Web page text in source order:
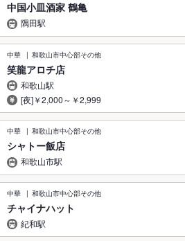
中国小皿酒家 鶴亀
隅田駅
中華 和歌山市中心部その他
笑龍アロチ店
和歌山駅
[夜]￥2,000～￥2,999
中華 和歌山市中心部その他
シャトー飯店
和歌山市駅
中華 和歌山市中心部その他
チャイナハット
紀和駅